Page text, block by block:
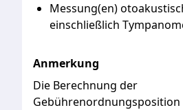
Messung(en)
einschließlich
Anmerkung
Die Berechnung der
Gebührenordnungsposition